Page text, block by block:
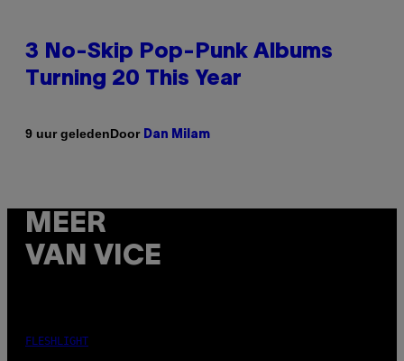
3 No-Skip Pop-Punk Albums
Turning 20 This Year
9 uur geledenDoor Dan Milam
MEER
VAN VICE
FLESHLIGHT